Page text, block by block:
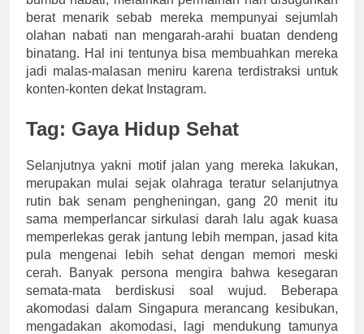
berat menarik sebab mereka mempunyai sejumlah
olahan nabati nan mengarah-arahi buatan dendeng
binatang. Hal ini tentunya bisa membuahkan mereka
jadi malas-malasan meniru karena terdistraksi untuk
konten-konten dekat Instagram.
Tag: Gaya Hidup Sehat
Selanjutnya yakni motif jalan yang mereka lakukan,
merupakan mulai sejak olahraga teratur selanjutnya
rutin bak senam pengheningan, gang 20 menit itu
sama memperlancar sirkulasi darah lalu agak kuasa
memperlekas gerak jantung lebih mempan, jasad kita
pula mengenai lebih sehat dengan memori meski
cerah. Banyak persona mengira bahwa kesegaran
semata-mata berdiskusi soal wujud. Beberapa
akomodasi dalam Singapura merancang kesibukan,
mengadakan akomodasi, lagi mendukung tamunya